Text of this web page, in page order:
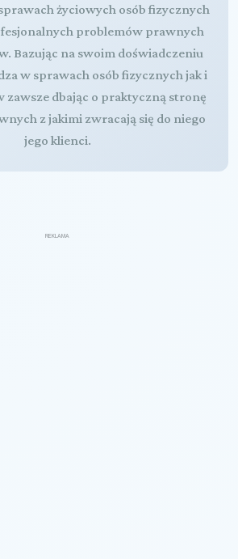
życiowych osób fizycznych
problemów prawnych
Bazując na swoim doświadczeniu
w sprawach osób fizycznych jak i
zawsze dbając o praktyczną stronę
z jakimi zwracają się do niego
jego klienci.
REKLAMA